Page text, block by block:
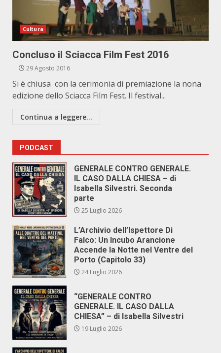
Cultura
Concluso il Sciacca Film Fest 2016
29 Agosto 2016
Si è chiusa con la cerimonia di premiazione la nona
edizione dello Sciacca Film Fest. Il festival...
Continua a leggere...
PODCAST
GENERALE CONTRO GENERALE.
IL CASO DALLA CHIESA – di
Isabella Silvestri. Seconda
parte
25 Luglio 2026
L’Archivio dell’Ispettore Di
Falco: Un Incubo Arancione
Accende la Notte nel Ventre del
Porto (Capitolo 33)
24 Luglio 2026
“GENERALE CONTRO
GENERALE. IL CASO DALLA
CHIESA” – di Isabella Silvestri
19 Luglio 2026